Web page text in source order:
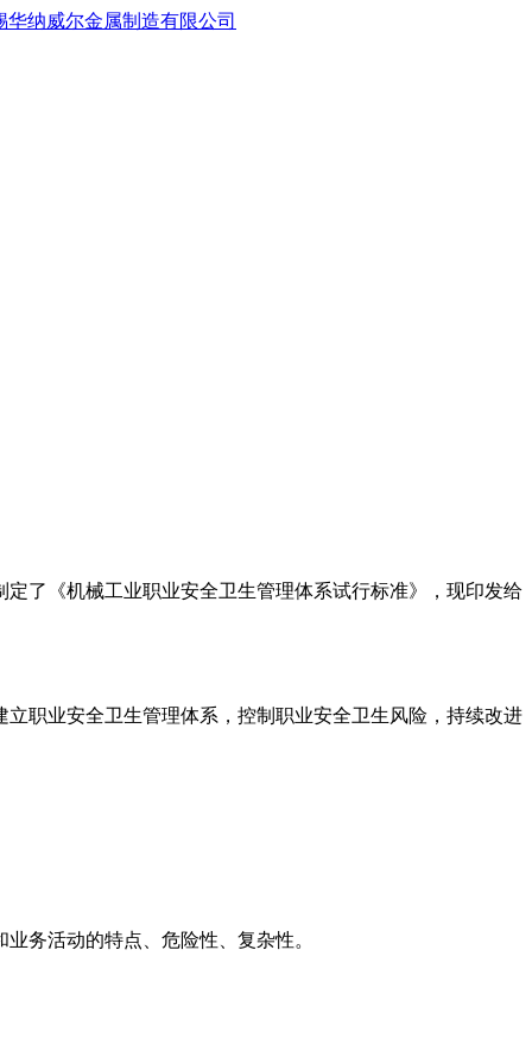
了《机械工业职业安全卫生管理体系试行标准》，现印发给
职业安全卫生管理体系，控制职业安全卫生风险，持续改进
务活动的特点、危险性、复杂性。